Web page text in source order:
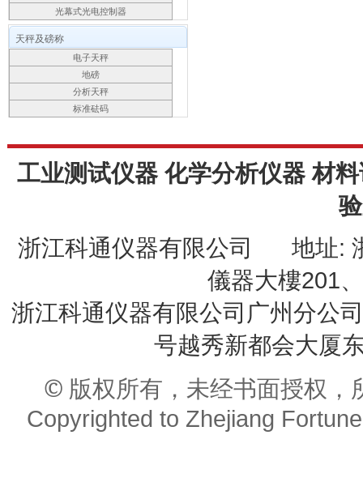
光幕式光电控制器
天秤及磅称
电子天秤
地磅
分析天秤
标准砝码
工业测试仪器 化学分析仪器 材
浙江科通仪器有限公司 地址:
儀器大樓201
浙江科通仪器有限公司广州分
号越秀新都会大厦
© 版权所有，未经书面授权，
Copyrighted to Zhejiang